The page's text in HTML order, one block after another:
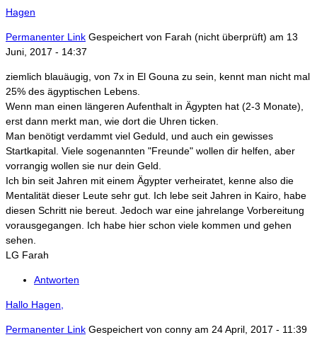
Hagen
Permanenter Link Gespeichert von Farah (nicht überprüft) am 13
Juni, 2017 - 14:37
ziemlich blauäugig, von 7x in El Gouna zu sein, kennt man nicht mal
25% des ägyptischen Lebens.
Wenn man einen längeren Aufenthalt in Ägypten hat (2-3 Monate),
erst dann merkt man, wie dort die Uhren ticken.
Man benötigt verdammt viel Geduld, und auch ein gewisses
Startkapital. Viele sogenannten "Freunde" wollen dir helfen, aber
vorrangig wollen sie nur dein Geld.
Ich bin seit Jahren mit einem Ägypter verheiratet, kenne also die
Mentalität dieser Leute sehr gut. Ich lebe seit Jahren in Kairo, habe
diesen Schritt nie bereut. Jedoch war eine jahrelange Vorbereitung
vorausgegangen. Ich habe hier schon viele kommen und gehen
sehen.
LG Farah
Antworten
Hallo Hagen,
Permanenter Link Gespeichert von conny am 24 April, 2017 - 11:39